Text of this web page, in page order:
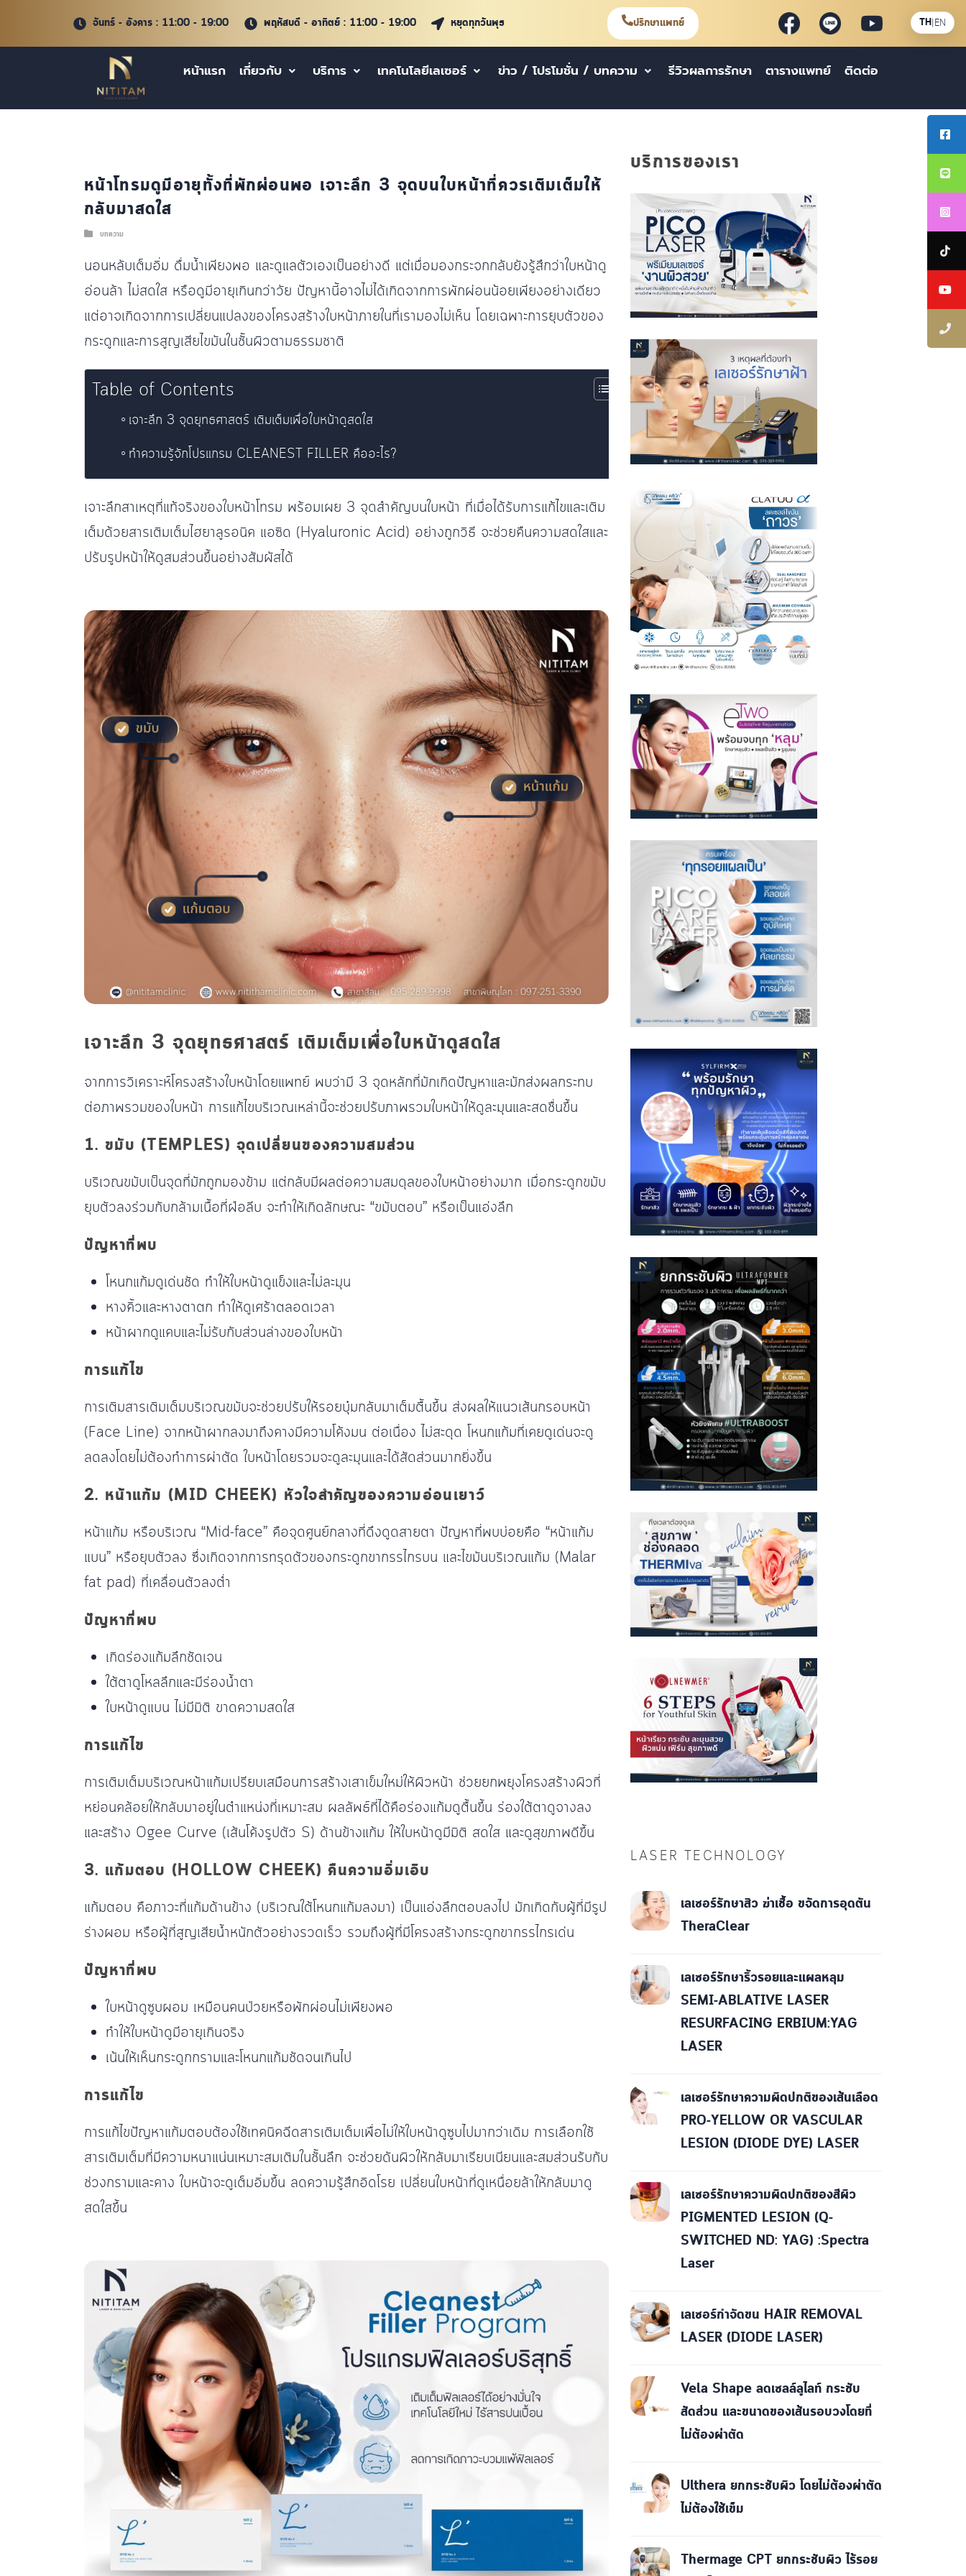
จันทร์ - อังคาร : 11:00 - 19:00 พฤหัสบดี - อาทิตย์ : 11:00 - 19:00 หยุดทุกวันพุธ ปรึกษาแพทย์
หน้าแรก เกี่ยวกับ บริการ เทคโนโลยีเลเซอร์ ข่าว / โปรโมชั่น / บทความ รีวิวผลการรักษา ตารางแพทย์ ติดต่อ
หน้าโทรมดูมีอายุทั้งที่พักผ่อนพอ เจาะลึก 3 จุดบนใบหน้าที่ควรเติมเต็มให้
กลับมาสดใส
บทความ
นอนหลับเต็มอิ่ม ดื่มน้ำเพียงพอ และดูแลตัวเองเป็นอย่างดี แต่เมื่อมองกระจกกลับยังรู้สึกว่าใบหน้าดู
อ่อนล้า ไม่สดใส หรือดูมีอายุเกินกว่าวัย ปัญหานี้อาจไม่ได้เกิดจากการพักผ่อนน้อยเพียงอย่างเดียว
แต่อาจเกิดจากการเปลี่ยนแปลงของโครงสร้างใบหน้าภายในที่เรามองไม่เห็น โดยเฉพาะการยุบตัวของ
กระดูกและการสูญเสียไขมันในชั้นผิวตามธรรมชาติ
Table of Contents
เจาะลึก 3 จุดยุทธศาสตร์ เติมเต็มเพื่อใบหน้าดูสดใส
ทำความรู้จักโปรแกรม CLEANEST FILLER คืออะไร?
เจาะลึกสาเหตุที่แท้จริงของใบหน้าโทรม พร้อมเผย 3 จุดสำคัญบนใบหน้า ที่เมื่อได้รับการแก้ไขและเติม
เต็มด้วยสารเติมเต็มไฮยาลูรอนิค แอซิด (Hyaluronic Acid) อย่างถูกวิธี จะช่วยคืนความสดใสและ
ปรับรูปหน้าให้ดูสมส่วนขึ้นอย่างสัมผัสได้
เจาะลึก 3 จุดยุทธศาสตร์ เติมเต็มเพื่อใบหน้าดูสดใส
จากการวิเคราะห์โครงสร้างใบหน้าโดยแพทย์ พบว่ามี 3 จุดหลักที่มักเกิดปัญหาและมักส่งผลกระทบ
ต่อภาพรวมของใบหน้า การแก้ไขบริเวณเหล่านี้จะช่วยปรับภาพรวมใบหน้าให้ดูละมุนและสดชื่นขึ้น
1. ขมับ (TEMPLES) จุดเปลี่ยนของความสมส่วน
บริเวณขมับเป็นจุดที่มักถูกมองข้าม แต่กลับมีผลต่อความสมดุลของใบหน้าอย่างมาก เมื่อกระดูกขมับ
ยุบตัวลงร่วมกับกล้ามเนื้อที่ฝ่อลีบ จะทำให้เกิดลักษณะ “ขมับตอบ” หรือเป็นแอ่งลึก
ปัญหาที่พบ
โหนกแก้มดูเด่นชัด ทำให้ใบหน้าดูแข็งและไม่ละมุน
หางคิ้วและหางตาตก ทำให้ดูเศร้าตลอดเวลา
หน้าผากดูแคบและไม่รับกับส่วนล่างของใบหน้า
การแก้ไข
การเติมสารเติมเต็มบริเวณขมับจะช่วยปรับให้รอยบุ๋มกลับมาเต็มตื้นขึ้น ส่งผลให้แนวเส้นกรอบหน้า
(Face Line) จากหน้าผากลงมาถึงคางมีความโค้งมน ต่อเนื่อง ไม่สะดุด โหนกแก้มที่เคยดูเด่นจะดู
ลดลงโดยไม่ต้องทำการผ่าตัด ใบหน้าโดยรวมจะดูละมุนและได้สัดส่วนมากยิ่งขึ้น
2. หน้าแก้ม (MID CHEEK) หัวใจสำคัญของความอ่อนเยาว์
หน้าแก้ม หรือบริเวณ “Mid-face” คือจุดศูนย์กลางที่ดึงดูดสายตา ปัญหาที่พบบ่อยคือ “หน้าแก้ม
แบน” หรือยุบตัวลง ซึ่งเกิดจากการทรุดตัวของกระดูกขากรรไกรบน และไขมันบริเวณแก้ม (Malar
fat pad) ที่เคลื่อนตัวลงต่ำ
ปัญหาที่พบ
เกิดร่องแก้มลึกชัดเจน
ใต้ตาดูโหลลึกและมีร่องน้ำตา
ใบหน้าดูแบน ไม่มีมิติ ขาดความสดใส
การแก้ไข
การเติมเต็มบริเวณหน้าแก้มเปรียบเสมือนการสร้างเสาเข็มใหม่ให้ผิวหน้า ช่วยยกพยุงโครงสร้างผิวที่
หย่อนคล้อยให้กลับมาอยู่ในตำแหน่งที่เหมาะสม ผลลัพธ์ที่ได้คือร่องแก้มดูตื้นขึ้น ร่องใต้ตาดูจางลง
และสร้าง Ogee Curve (เส้นโค้งรูปตัว S) ด้านข้างแก้ม ให้ใบหน้าดูมีมิติ สดใส และดูสุขภาพดีขึ้น
3. แก้มตอบ (HOLLOW CHEEK) คืนความอิ่มเอิบ
แก้มตอบ คือภาวะที่แก้มด้านข้าง (บริเวณใต้โหนกแก้มลงมา) เป็นแอ่งลึกตอบลงไป มักเกิดกับผู้ที่มีรูป
ร่างผอม หรือผู้ที่สูญเสียน้ำหนักตัวอย่างรวดเร็ว รวมถึงผู้ที่มีโครงสร้างกระดูกขากรรไกรเด่น
ปัญหาที่พบ
ใบหน้าดูซูบผอม เหมือนคนป่วยหรือพักผ่อนไม่เพียงพอ
ทำให้ใบหน้าดูมีอายุเกินจริง
เน้นให้เห็นกระดูกกรามและโหนกแก้มชัดจนเกินไป
การแก้ไข
การแก้ไขปัญหาแก้มตอบต้องใช้เทคนิคฉีดสารเติมเต็มเพื่อไม่ให้ใบหน้าดูซูบไปมากว่าเดิม การเลือกใช้
สารเติมเต็มที่มีความหนาแน่นเหมาะสมเติมในชั้นลึก จะช่วยดันผิวให้กลับมาเรียบเนียนและสมส่วนรับกับ
ช่วงกรามและคาง ใบหน้าจะดูเต็มอิ่มขึ้น ลดความรู้สึกอิดโรย เปลี่ยนใบหน้าที่ดูเหนื่อยล้าให้กลับมาดู
สดใสขึ้น
บริการของเรา
LASER TECHNOLOGY
เลเซอร์รักษาสิว ฆ่าเชื้อ ขจัดการอุดตัน
TheraClear
เลเซอร์รักษาริ้วรอยและแผลหลุม
SEMI-ABLATIVE LASER
RESURFACING ERBIUM:YAG
LASER
เลเซอร์รักษาความผิดปกติของเส้นเลือด
PRO-YELLOW OR VASCULAR
LESION (DIODE DYE) LASER
เลเซอร์รักษาความผิดปกติของสีผิว
PIGMENTED LESION (Q-
SWITCHED ND: YAG) :Spectra
Laser
เลเซอร์กำจัดขน HAIR REMOVAL
LASER (DIODE LASER)
Vela Shape ลดเซลล์ลูไลท์ กระชับ
สัดส่วน และขนาดของเส้นรอบวงโดยที่
ไม่ต้องผ่าตัด
Ulthera ยกกระชับผิว โดยไม่ต้องผ่าตัด
ไม่ต้องใช้เข็ม
Thermage CPT ยกกระชับผิว ไร้รอย
TH|EN